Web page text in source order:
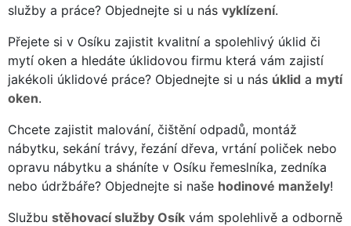
služby a práce? Objednejte si u nás vyklízení.
Přejete si v Osíku zajistit kvalitní a spolehlivý úklid či
mytí oken a hledáte úklidovou firmu která vám zajistí
jakékoli úklidové práce? Objednejte si u nás úklid a mytí
oken.
Chcete zajistit malování, čištění odpadů, montáž
nábytku, sekání trávy, řezání dřeva, vrtání poliček nebo
opravu nábytku a sháníte v Osíku řemeslníka, zedníka
nebo údržbáře? Objednejte si naše hodinové manžely!
Službu stěhovací služby Osík vám spolehlivě a odborně